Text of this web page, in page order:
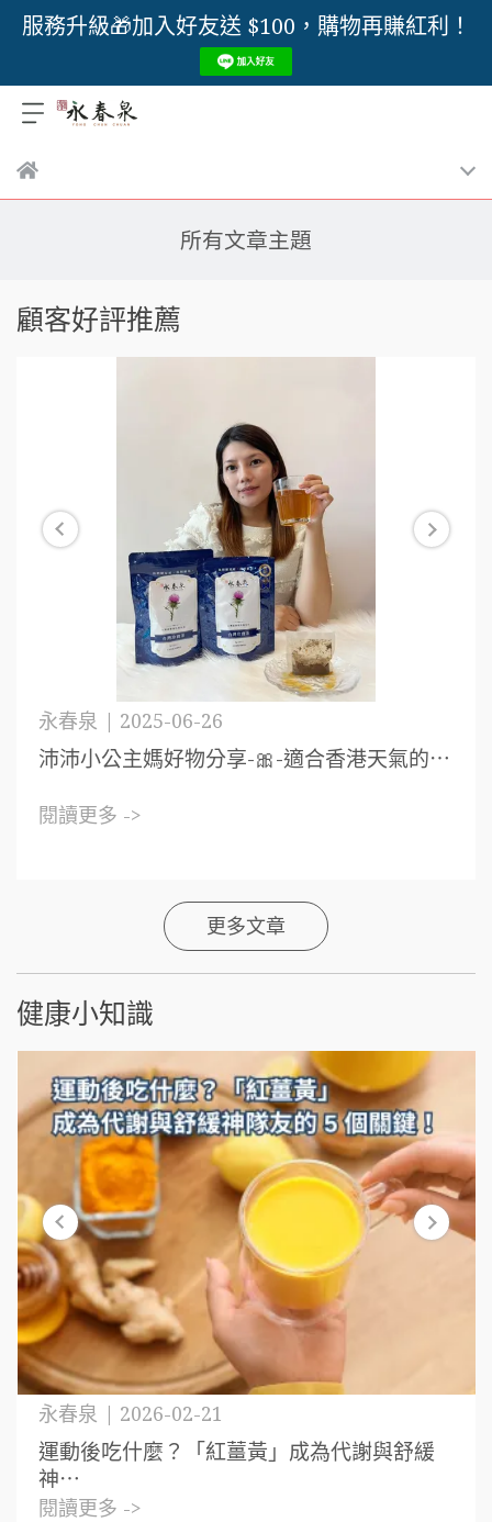
服務升級🎁加入好友送 $100，購物再賺紅利！
所有文章主題
顧客好評推薦
永春泉 | 2025-06-26
沛沛小公主媽好物分享-🎀-適合香港天氣的⋯
閱讀更多 ->
更多文章
健康小知識
永春泉 | 2026-02-21
運動後吃什麼？「紅薑黃」成為代謝與舒緩
神⋯
閱讀更多 ->